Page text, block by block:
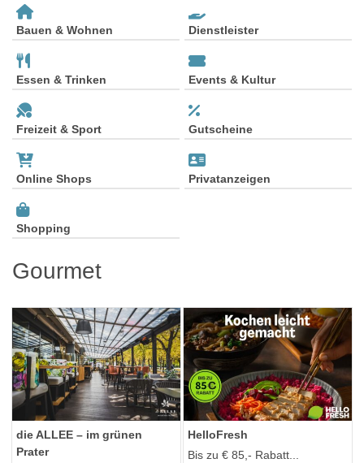
Bauen & Wohnen Dienstleister
Essen & Trinken Events & Kultur
Freizeit & Sport Gutscheine
Online Shops Privatanzeigen
Shopping
Gourmet
die ALLEE – im grünen
Prater
HelloFresh
Bis zu € 85,- Rabatt...